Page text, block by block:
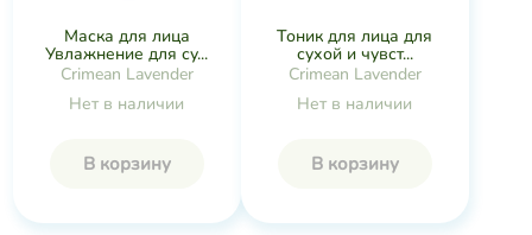
Маска для лица
Увлажнение для су...
Crimean Lavender
Нет в наличии
В корзину
Тоник для лица для
сухой и чувст...
Crimean Lavender
Нет в наличии
В корзину